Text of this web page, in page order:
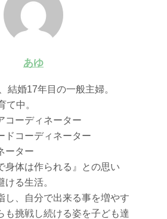
あゆ
結婚17年目の一般主婦。
て中。
コーディネーター
ドコーディネーター
ーター
身体は作られる』との思い
ける生活。
し、自分で出来る事を増やす
も挑戦し続ける姿を子ども達